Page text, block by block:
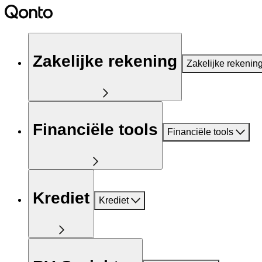
Zakelijke rekening Zakelijke
Financiële tools Financiële tools
Krediet Krediet